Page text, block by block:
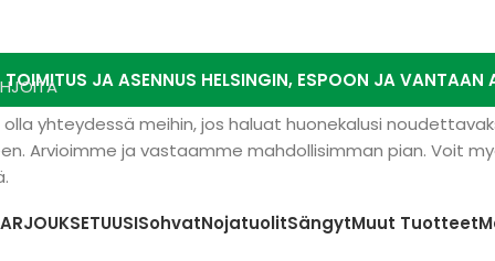
TOIMITUS JA ASENNUS HELSINGIN, ESPOON JA VANTAAN
olla yhteydessä meihin, jos haluat huonekalusi
Arvioimme ja vastaamme mahdollisimman pian. Voit
UUSISohvatNojatuolitSängytMuut Tuotteet